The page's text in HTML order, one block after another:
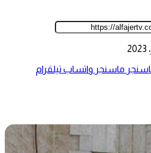
ماسنجر واتساب تيلقرام